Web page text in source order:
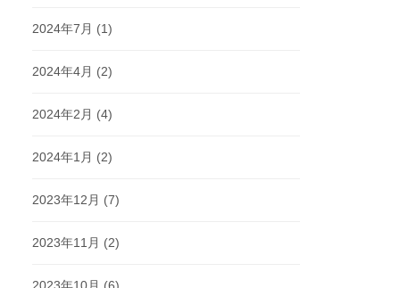
2024年7月 (1)
2024年4月 (2)
2024年2月 (4)
2024年1月 (2)
2023年12月 (7)
2023年11月 (2)